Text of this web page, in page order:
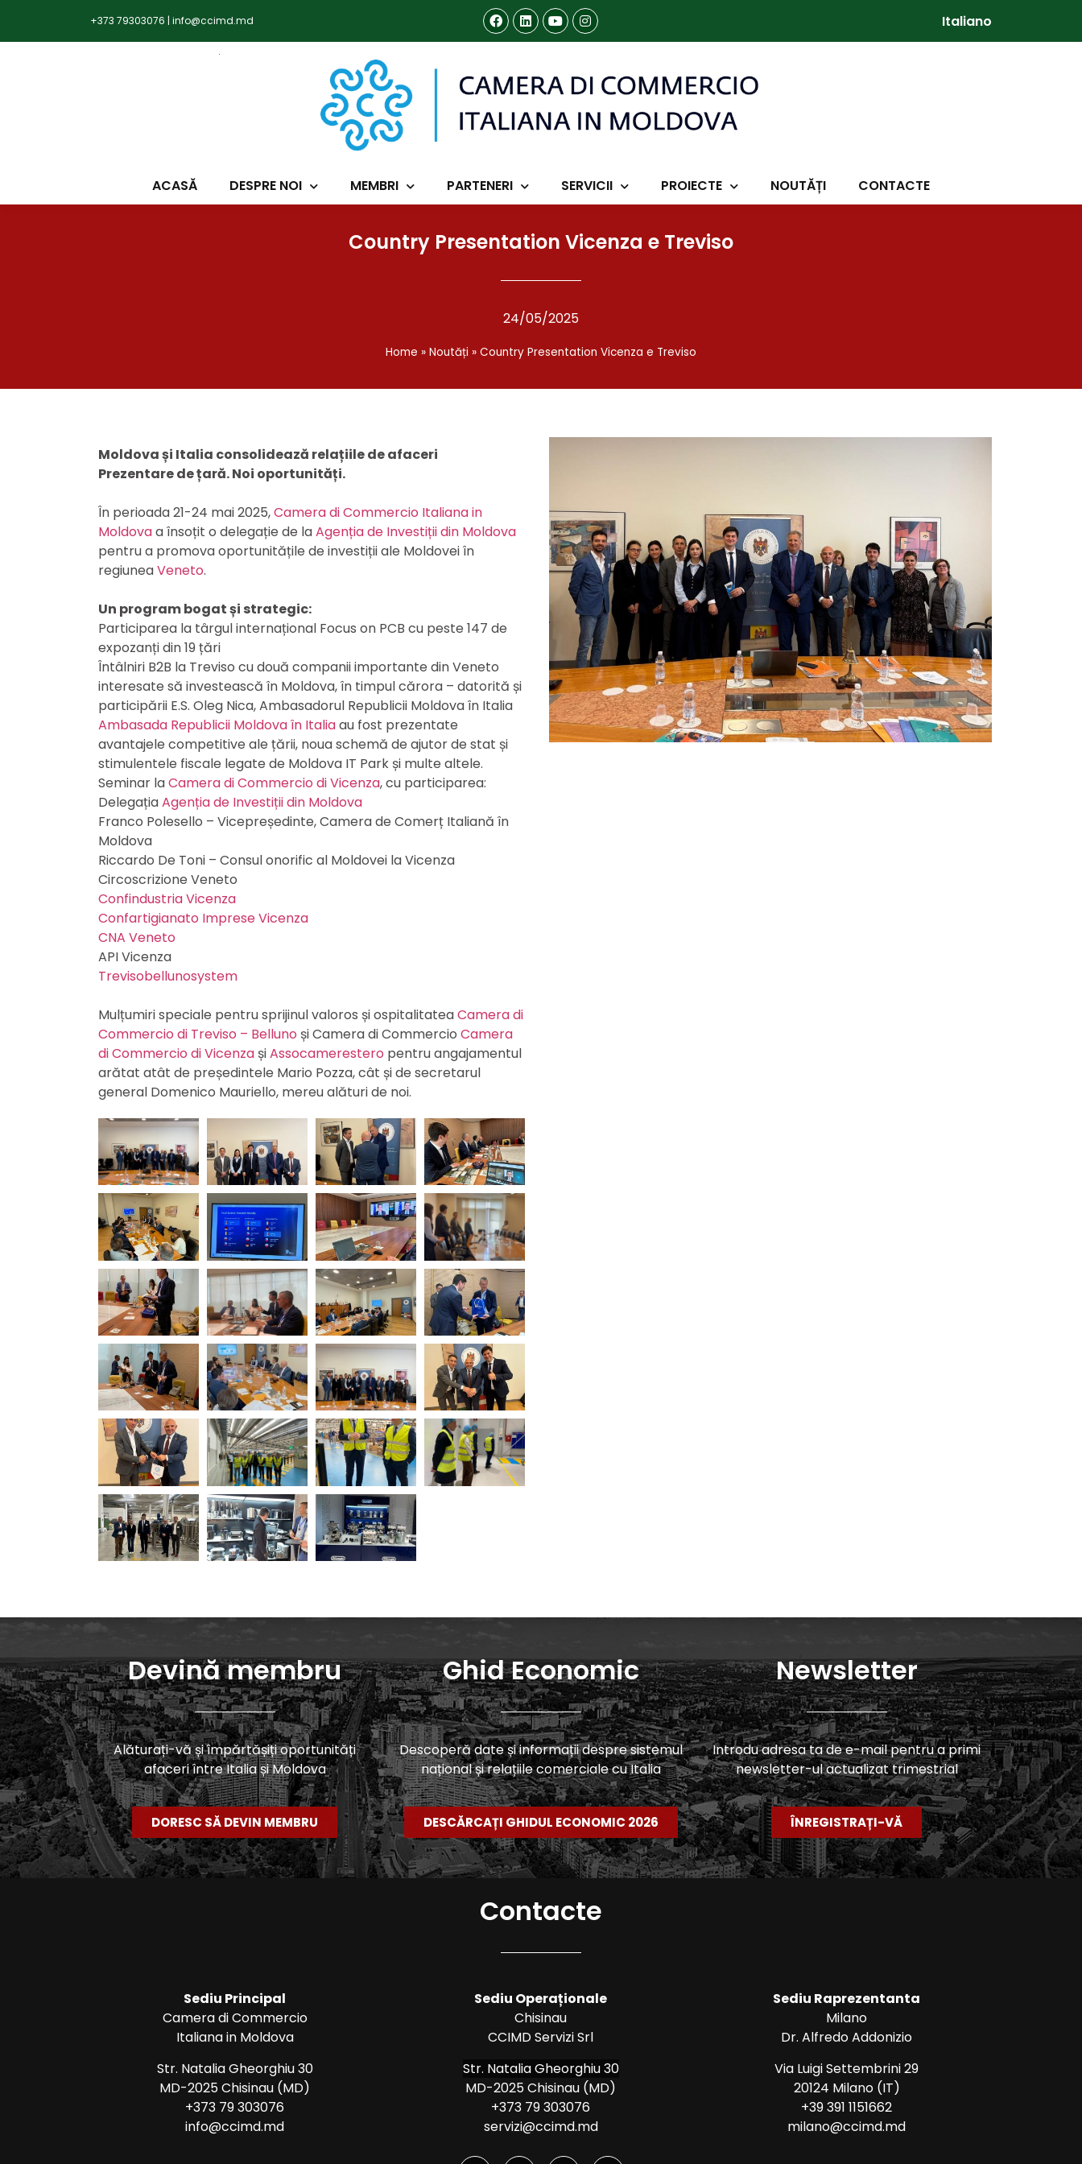
+373 79303076 | info@ccimd.md Italiano
ACASĂ DESPRE NOI MEMBRI PARTENERI SERVICII PROIECTE NOUTĂȚI CONTACTE
Country Presentation Vicenza e Treviso
24/05/2025
Home » Noutăți » Country Presentation Vicenza e Treviso
Moldova și Italia consolidează relațiile de afaceri
Prezentare de țară. Noi oportunități.
În perioada 21-24 mai 2025,Camera di Commercio Italiana in
Moldovaa însoțit o delegație de laAgenția de Investiții din Moldova
pentru a promova oportunitățile de investiții ale Moldovei în
regiuneaVeneto.
Un program bogat și strategic:
Participarea la târgul internațional Focus on PCB cu peste 147 de
expozanți din 19 țări
Întâlniri B2B la Treviso cu două companii importante din Veneto
interesate să investească în Moldova, în timpul cărora – datorită și
participării E.S. Oleg Nica, Ambasadorul Republicii Moldova în Italia
Ambasada Republicii Moldova în Italiaau fost prezentate
avantajele competitive ale țării, noua schemă de ajutor de stat și
stimulentele fiscale legate de Moldova IT Park și multe altele.
Seminar laCamera di Commercio di Vicenza, cu participarea:
DelegațiaAgenția de Investiții din Moldova
Franco Polesello – Vicepreședinte, Camera de Comerț Italiană în
Moldova
Riccardo De Toni – Consul onorific al Moldovei la Vicenza
Circoscrizione Veneto
Confindustria Vicenza
Confartigianato Imprese Vicenza
CNA Veneto
API Vicenza
Trevisobellunosystem
Mulțumiri speciale pentru sprijinul valoros și ospitalitateaCamera di
Commercio di Treviso – Belluno și Camera di Commercio Camera
di Commercio di Vicenza șiAssocamerestero pentru angajamentul
arătat atât de președintele Mario Pozza, cât și de secretarul
general Domenico Mauriello, mereu alături de noi.
Devină membru
Alăturați-vă și împărtășiți oportunități
afaceri între Italia și Moldova
DORESC SĂ DEVIN MEMBRU
Ghid Economic
Descoperă date și informații despre sistemul
național și relațiile comerciale cu Italia
DESCĂRCAȚI GHIDUL ECONOMIC 2026
Newsletter
Introdu adresa ta de e-mail pentru a primi
newsletter-ul actualizat trimestrial
ÎNREGISTRAȚI-VĂ
Contacte
Sediu Principal
Camera di Commercio
Italiana in Moldova
Str. Natalia Gheorghiu 30
MD-2025 Chisinau (MD)
+373 79 303076
info@ccimd.md
Sediu Operaționale
Chisinau
CCIMD Servizi Srl
Str. Natalia Gheorghiu 30
MD-2025 Chisinau (MD)
+373 79 303076
servizi@ccimd.md
Sediu Raprezentanta
Milano
Dr. Alfredo Addonizio
Via Luigi Settembrini 29
20124 Milano (IT)
+39 391 1151662
milano@ccimd.md